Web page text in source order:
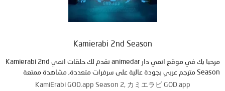
Kamierabi 2nd Season
مرحبا بك في موقع انمي دار animedar نقدم لك حلقات انمي Kamierabi 2nd
Season مترجم عربي بجودة عالية على سرفرات متعددة, مشاهدة ممتعة
KamiErabi GOD.app Season 2, カミエラビ GOD.app